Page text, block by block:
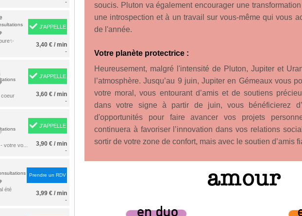
-
J'APPELLE
3,40 € / min
-
coeur
J'APPELLE
3,60 € / min
-
votre vo...
J'APPELLE
3,90 € / min
-
été
Prendre un RDV
3,99 € / min
-
soucis. Pluton va également encourager une
une introspection et à un travail sur vous-même qui vous
de l'année.
Votre planète protectrice :
Heureusement, malgré l'intensité de Pluton, Jupiter et
l’atmosphère. Jusqu’au 9 juin, Jupiter en Gémeaux vous
votre moral, vous entourant d’amis et de soutiens
dans votre signe à partir de juin, vous bénéficierez
d'opportunités pour faire avancer vos projets
continuera à favoriser l’innovation dans vos relations
sortir de votre zone de confort, mais avec le soutien d’amis